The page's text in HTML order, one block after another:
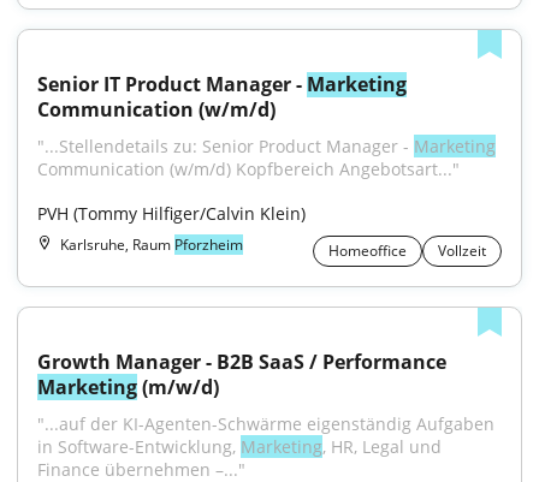
Senior IT Product Manager - Marketing
Communication (w/m/d)
"...Stellendetails zu: Senior Product Manager - Marketing
Communication (w/m/d) Kopfbereich Angebotsart..."
PVH (Tommy Hilfiger/Calvin Klein)
Karlsruhe, Raum Pforzheim Homeoffice Vollzeit
Marketing (m/w/d)
"...auf der KI-Agenten-Schwärme eigenständig Aufgaben
in Software-Entwicklung, Marketing, HR, Legal und
Finance übernehmen –..."